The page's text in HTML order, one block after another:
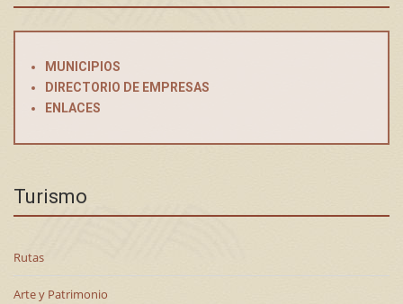
MUNICIPIOS
DIRECTORIO DE EMPRESAS
ENLACES
Turismo
Rutas
Arte y Patrimonio